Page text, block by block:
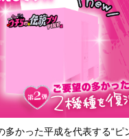
かった平成を代表する“